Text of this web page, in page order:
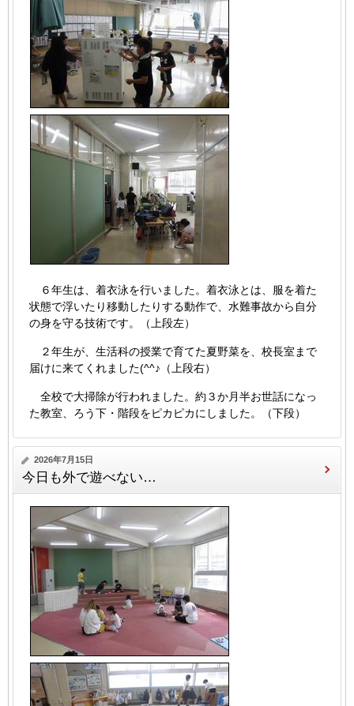
６年生は、着衣泳を行いました。着衣泳とは、服を着た
状態で浮いたり移動したりする動作で、水難事故から自分
の身を守る技術です。（上段左）
２年生が、生活科の授業で育てた夏野菜を、校長室まで
届けに来てくれました(^^♪（上段右）
全校で大掃除が行われました。約３か月半お世話になっ
た教室、ろう下・階段をピカピカにしました。（下段）
2026年7月15日
今日も外で遊べない…